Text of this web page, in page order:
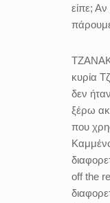
είπε;
κυρία
δεν
ξέρω
που
off the